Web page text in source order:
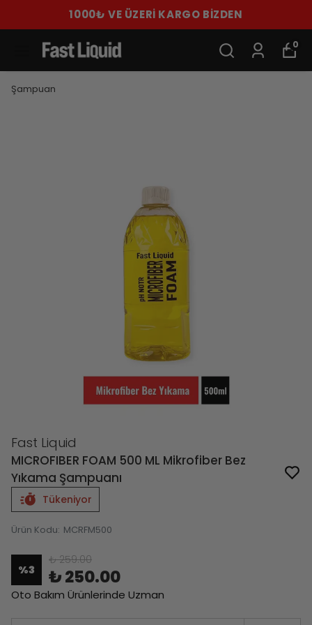
KARGO BİZDEN AYNI GÜN
0
Şampuan
Fast Liquid
MICROFIBER FOAM 500 ML Mikrofiber Bez
Yıkama Şampuanı
Tükeniyor
Ürün Kodu: MCRFM500
%3
₺ 259.00
₺ 250.00
Oto Bakım Ürünlerinde Uzman